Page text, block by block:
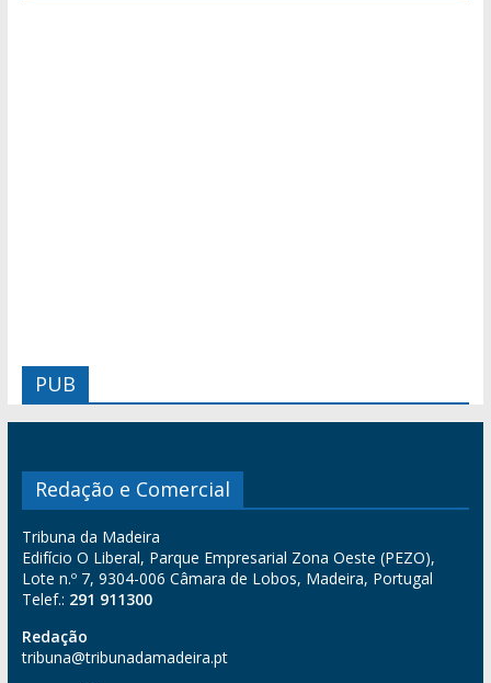
PUB
Redação e Comercial
Tribuna da Madeira
Edifício O Liberal, Parque Empresarial Zona Oeste (PEZO),
Lote n.º 7, 9304-006 Câmara de Lobos, Madeira, Portugal
Telef.: 291 911300
Redação
tribuna@tribunadamadeira.pt